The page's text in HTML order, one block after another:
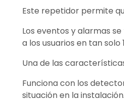
Este repetidor permite
Los eventos y alarmas
a los usuarios en tan solo
Una de las
Funciona con los
situación en la instalación.